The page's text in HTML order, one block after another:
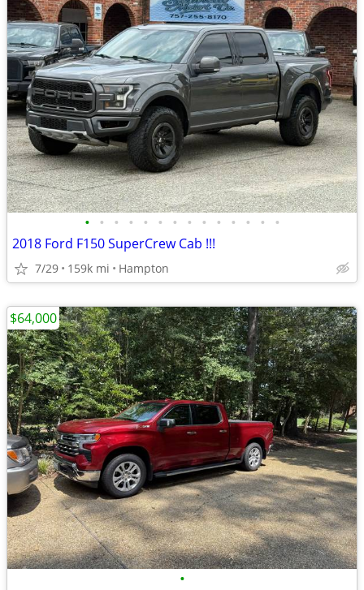
• • • • • • • • • • • • • •
2018 Ford F150 SuperCrew Cab !!!
7/29 159k mi Hampton
•
$64,000